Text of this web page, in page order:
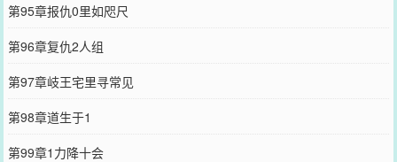
第95章报仇0里如咫尺
第96章复仇2人组
第97章岐王宅里寻常见
第98章道生于1
第99章1力降十会